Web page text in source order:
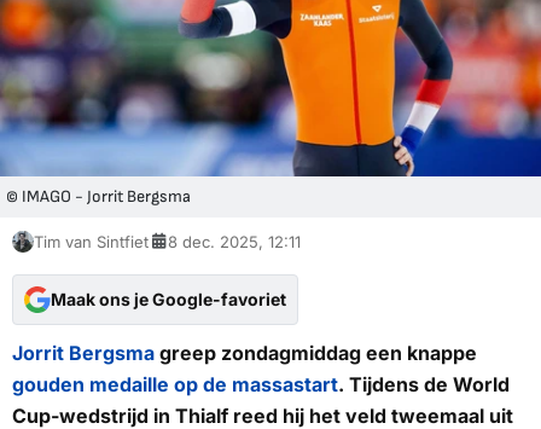
© IMAGO - Jorrit Bergsma
Tim van Sintfiet 8 dec. 2025, 12:11
Maak ons je Google-favoriet
Jorrit Bergsma greep zondagmiddag een knappe
gouden medaille op de massastart. Tijdens de World
Cup-wedstrijd in Thialf reed hij het veld tweemaal uit